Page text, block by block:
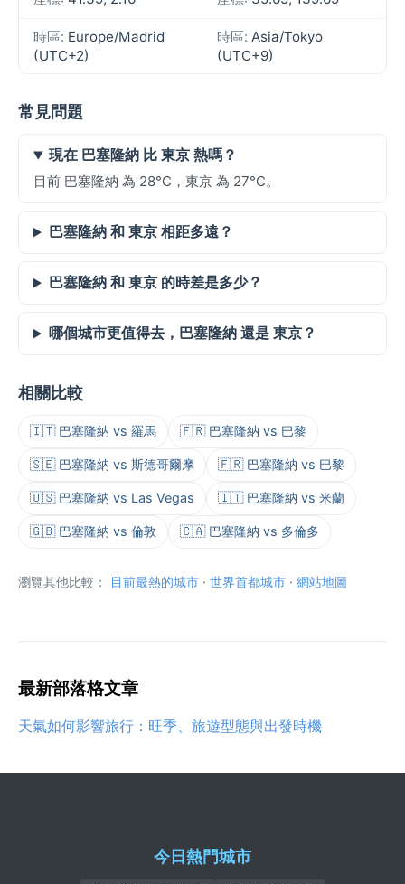
時區: Europe/Madrid
(UTC+2)
時區: Asia/Tokyo
(UTC+9)
常見問題
現在 巴塞隆納 比 東京 熱嗎？
目前 巴塞隆納 為 28°C，東京 為 27°C。
巴塞隆納 和 東京 相距多遠？
巴塞隆納 和 東京 的時差是多少？
哪個城市更值得去，巴塞隆納 還是 東京？
相關比較
🇮🇹 巴塞隆納 vs 羅馬 🇫🇷 巴塞隆納 vs 巴黎
🇸🇪 巴塞隆納 vs 斯德哥爾摩 🇫🇷 巴塞隆納 vs 巴黎
🇺🇸 巴塞隆納 vs Las Vegas 🇮🇹 巴塞隆納 vs 米蘭
🇬🇧 巴塞隆納 vs 倫敦 🇨🇦 巴塞隆納 vs 多倫多
瀏覽其他比較： 目前最熱的城市 · 世界首都城市 · 網站地圖
最新部落格文章
天氣如何影響旅行：旺季、旅遊型態與出發時機
今日熱門城市